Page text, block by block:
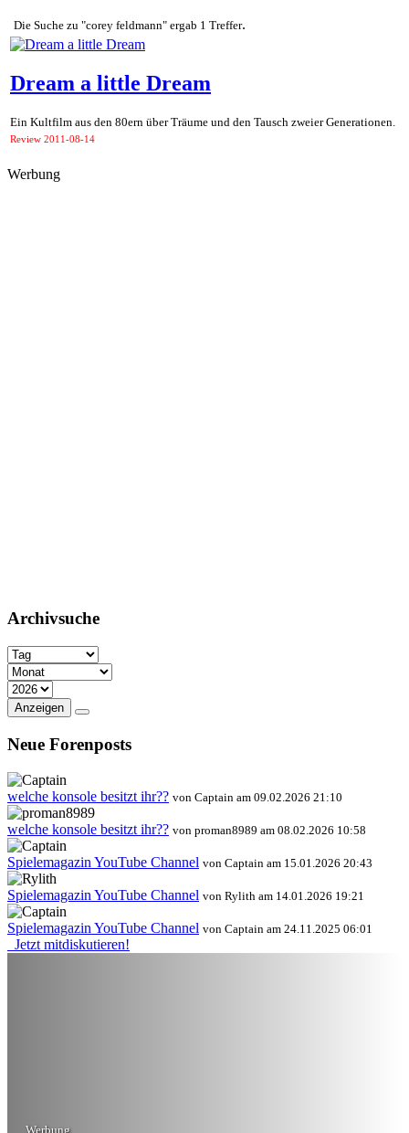
Die Suche zu "corey feldmann" ergab 1 Treffer.
Dream a little Dream
Ein Kultfilm aus den 80ern über Träume und den Tausch zweier Generationen.
Review 2011-08-14
Werbung
Archivsuche
Anzeigen
Neue Forenposts
welche konsole besitzt ihr?? von Captain am 09.02.2026 21:10
welche konsole besitzt ihr?? von proman8989 am 08.02.2026 10:58
Spielemagazin YouTube Channel von Captain am 15.01.2026 20:43
Spielemagazin YouTube Channel von Rylith am 14.01.2026 19:21
Spielemagazin YouTube Channel von Captain am 24.11.2025 06:01
Jetzt mitdiskutieren!
Werbung